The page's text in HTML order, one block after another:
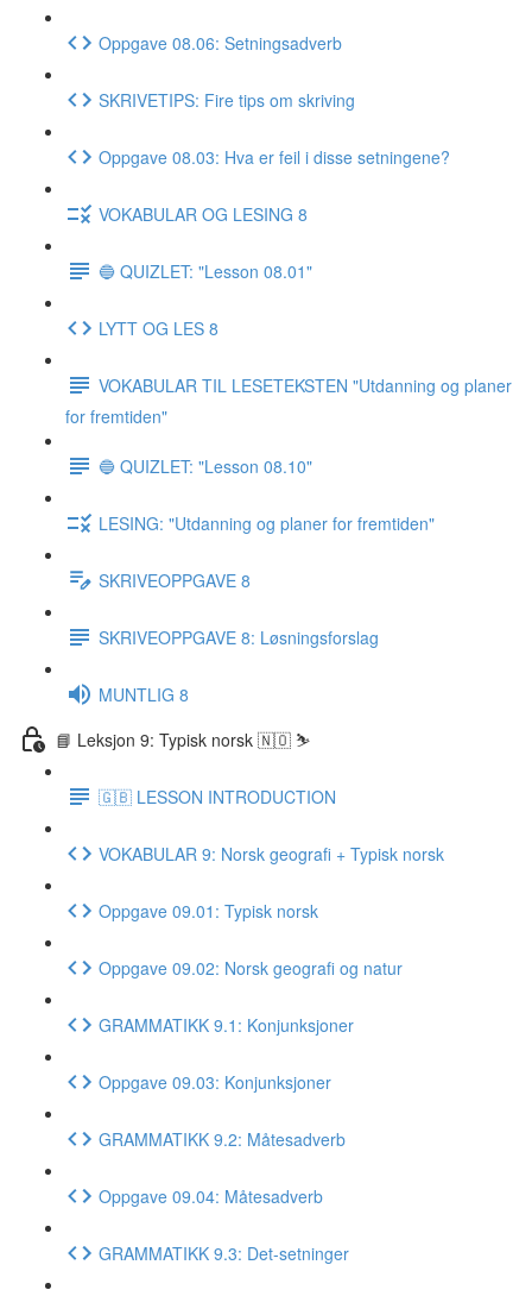
Oppgave 08.06: Setningsadverb
SKRIVETIPS: Fire tips om skriving
Oppgave 08.03: Hva er feil i disse setningene?
VOKABULAR OG LESING 8
🔵 QUIZLET: "Lesson 08.01"
LYTT OG LES 8
VOKABULAR TIL LESETEKSTEN "Utdanning og planer
for fremtiden"
🔵 QUIZLET: "Lesson 08.10"
LESING: "Utdanning og planer for fremtiden"
SKRIVEOPPGAVE 8
SKRIVEOPPGAVE 8: Løsningsforslag
MUNTLIG 8
📘 Leksjon 9: Typisk norsk 🇳🇴 ⛷
🇬🇧 LESSON INTRODUCTION
VOKABULAR 9: Norsk geografi + Typisk norsk
Oppgave 09.01: Typisk norsk
Oppgave 09.02: Norsk geografi og natur
GRAMMATIKK 9.1: Konjunksjoner
Oppgave 09.03: Konjunksjoner
GRAMMATIKK 9.2: Måtesadverb
Oppgave 09.04: Måtesadverb
GRAMMATIKK 9.3: Det-setninger